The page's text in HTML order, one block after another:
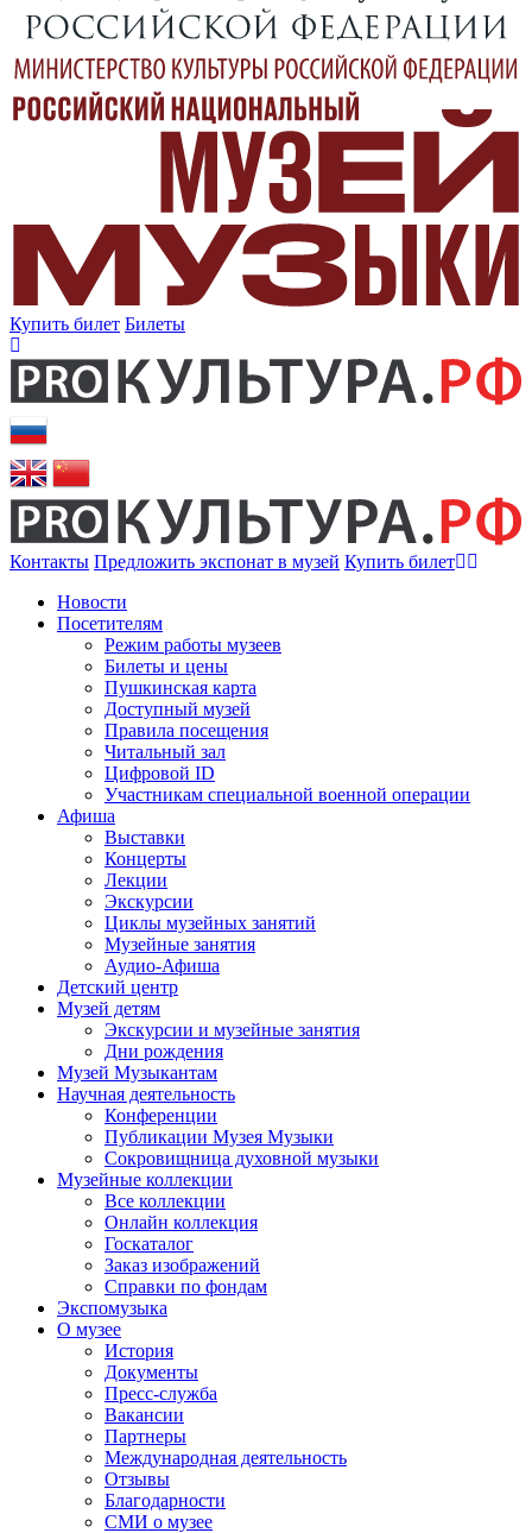
Купить билет Билеты
Контакты Предложить экспонат в музей Купить билет
Новости
Посетителям
Режим работы музеев
Билеты и цены
Пушкинская карта
Доступный музей
Правила посещения
Читальный зал
Цифровой ID
Участникам специальной военной операции
Афиша
Выставки
Концерты
Лекции
Экскурсии
Циклы музейных занятий
Музейные занятия
Аудио-Афиша
Детский центр
Музей детям
Экскурсии и музейные занятия
Дни рождения
Музей Музыкантам
Научная деятельность
Конференции
Публикации Музея Музыки
Сокровищница духовной музыки
Музейные коллекции
Все коллекции
Онлайн коллекция
Госкаталог
Заказ изображений
Справки по фондам
Экспомузыка
О музее
История
Документы
Пресс-служба
Вакансии
Партнеры
Международная деятельность
Отзывы
Благодарности
СМИ о музее